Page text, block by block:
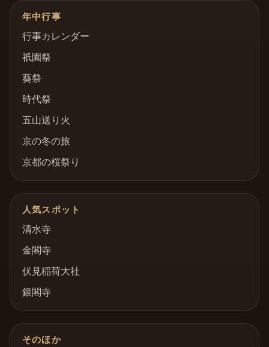
年中行事
行事カレンダー
祇園祭
葵祭
時代祭
五山送り火
京の冬の旅
京都の桜祭り
人気スポット
清水寺
金閣寺
伏見稲荷大社
銀閣寺
そのほか